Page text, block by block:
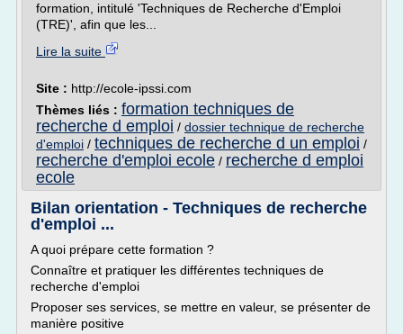
formation, intitulé 'Techniques de Recherche d'Emploi
(TRE)', afin que les...
Lire la suite
Site : http://ecole-ipssi.com
Thèmes liés : formation techniques de
recherche d emploi / dossier technique de recherche
d'emploi / techniques de recherche d un emploi /
recherche d'emploi ecole / recherche d emploi
ecole
Bilan orientation - Techniques de recherche
d'emploi ...
A quoi prépare cette formation ?
Connaître et pratiquer les différentes techniques de
recherche d'emploi
Proposer ses services, se mettre en valeur, se présenter de
manière positive